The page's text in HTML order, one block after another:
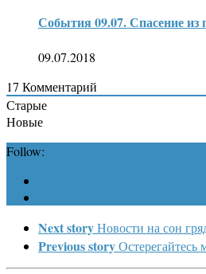
События 09.07. Спасение
09.07.2018
17 Комментарий
Старые
Новые
Follow:
Next storyНовости на сон
Previous storyОстерегайтесь